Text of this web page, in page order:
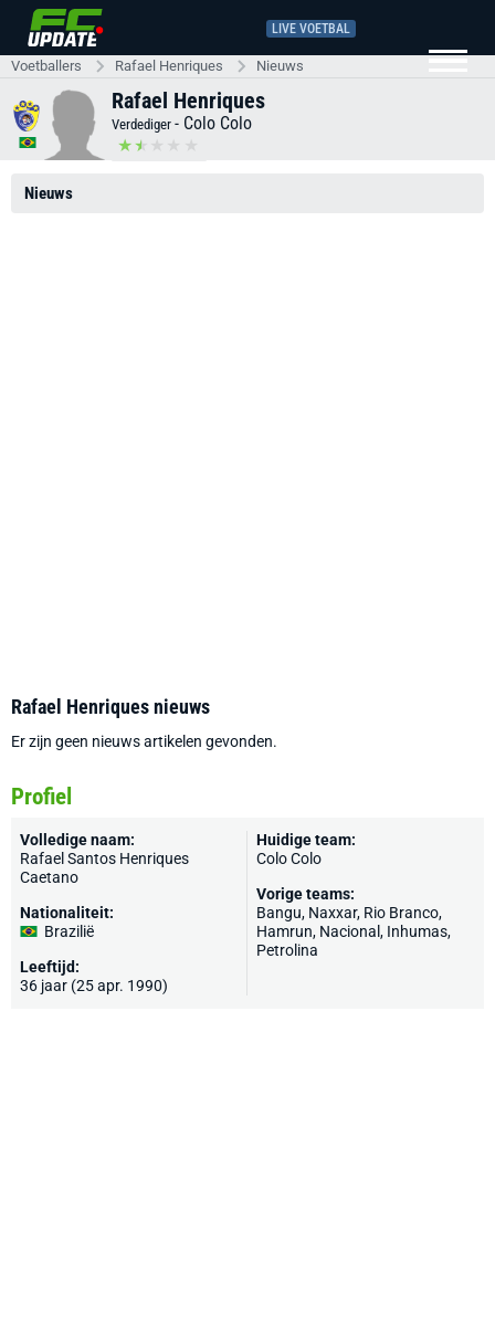
LIVE VOETBAL
Voetballers Rafael Henriques Nieuws
Rafael Henriques
Verdediger - Colo Colo
Nieuws
Rafael Henriques nieuws
Er zijn geen nieuws artikelen gevonden.
Profiel
Volledige naam:
Rafael Santos Henriques
Caetano
Nationaliteit:
Brazilië
Leeftijd:
36 jaar (25 apr. 1990)
Huidige team:
Colo Colo
Vorige teams:
Bangu, Naxxar, Rio Branco,
Hamrun, Nacional, Inhumas,
Petrolina